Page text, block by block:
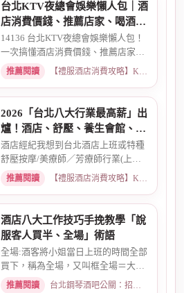
台北KTV夜總會娛樂懶人包｜酒
店消費價錢、推薦店家、喝酒介
紹一次看懂
14136 台北KTV夜總會娛樂懶人包！
一次搞懂酒店消費價錢、推薦店家、
喝酒介紹。從基本消費、包廂...
推薦閱讀 【禮服酒店消費攻略】KTV喝酒娛樂、價格試算 · 2026-03-16
2026「台北八大行業最高薪」出
爐！酒店、舒壓、養生會館、經
紀人推薦
酒店經紀我想到台北酒店上班或特種
舒壓按摩/美療師／芳療師行業(上班
天數可自選) 特種行業工作也...
推薦閱讀 【禮服酒店消費攻略】KTV喝酒娛樂、價格試算 · 2026-01-15
酒店八大工作技巧手挽教學「說
服客人買半、全場」術語
全場:酒客將小姐當日上班的時間全部
買下，稱為全場，又叫框全場＝大框
＝外全酒店買框送s外全多少...
推薦閱讀 台北鋼琴酒吧公關：招募條件與工作環境介紹 · 2026-03-26